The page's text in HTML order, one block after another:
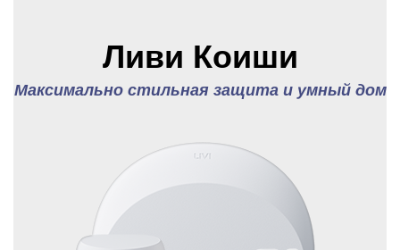
Ливи Коиши
Максимально стильная защита и умный дом